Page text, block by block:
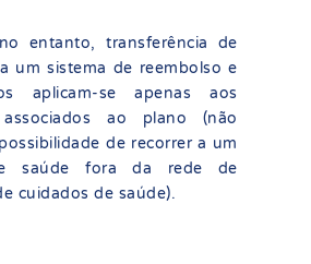
entanto, transferência de
um sistema de reembolso e
aplicam-se apenas aos
associados ao plano (não
de recorrer a um
saúde fora da rede de
cuidados de saúde).